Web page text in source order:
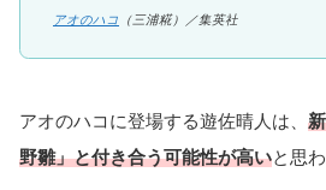
アオのハコ （三浦糀）／集英社
アオのハコに登場する遊佐晴人は、
野雛」と付き合う可能性が高いと思